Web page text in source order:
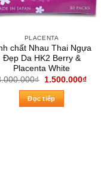
PLACENTA
chất Nhau Thai Ngựa
Đẹp Da HK2 Berry &
Placenta White
₫
Giá
là:
3.000.000₫.
1.500.000₫Giá
Đọc tiếp